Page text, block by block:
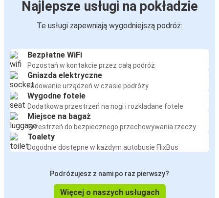
Najlepsze usługi na pokładzie
Te usługi zapewniają wygodniejszą podróż:
Bezpłatne WiFi
Pozostań w kontakcie przez całą podróż
Gniazda elektryczne
Ładowanie urządzeń w czasie podróży
Wygodne fotele
Dodatkowa przestrzeń na nogi i rozkładane fotele
Miejsce na bagaż
Przestrzeń do bezpiecznego przechowywania rzeczy
Toalety
Dogodnie dostępne w każdym autobusie FlixBus
Podróżujesz z nami po raz pierwszy?
Więcej o naszych usługach